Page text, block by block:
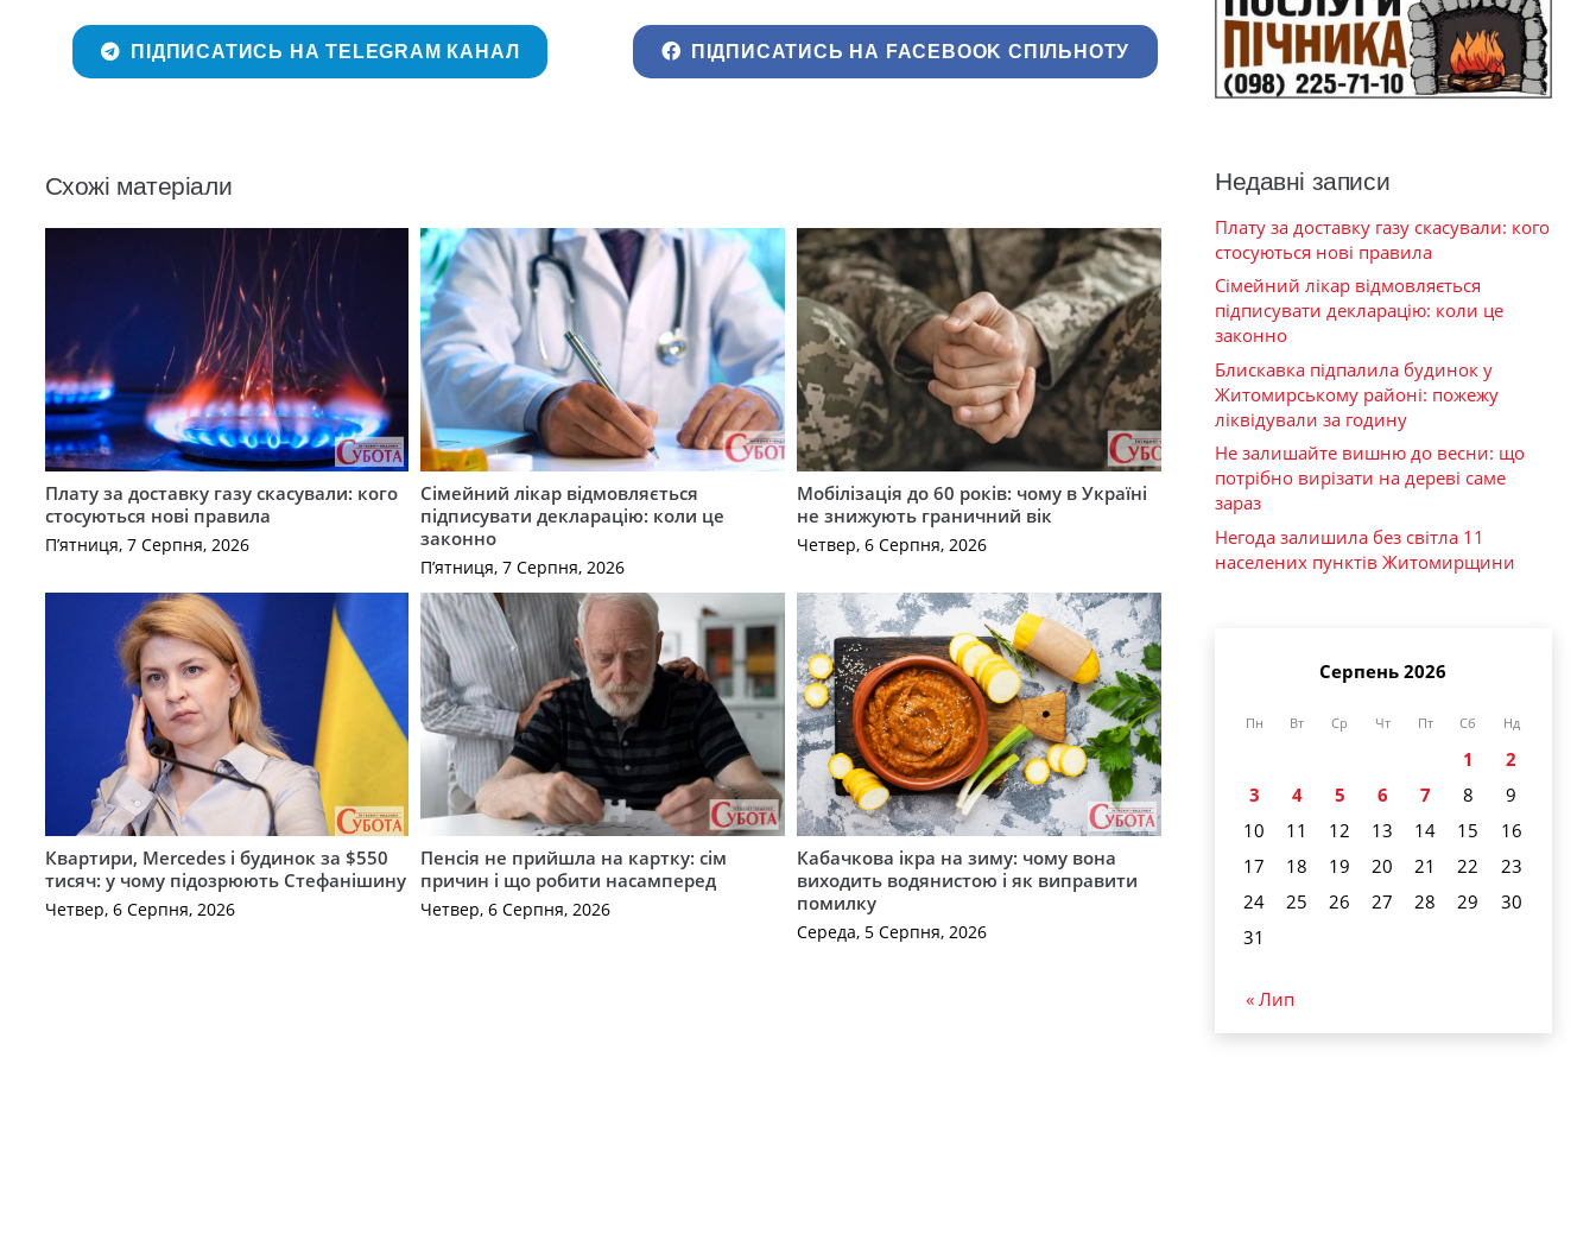
ПІДПИСАТИСЬ НА TELEGRAM КАНАЛ ПІДПИСАТИСЬ НА FACEBOOK СПІЛЬНОТУ
Схожі матеріали
Плату за доставку газу скасували: кого
стосуються нові правила
П’ятниця, 7 Серпня, 2026
Сімейний лікар відмовляється
підписувати декларацію: коли це
законно
П’ятниця, 7 Серпня, 2026
Мобілізація до 60 років: чому в Україні
не знижують граничний вік
Четвер, 6 Серпня, 2026
Квартири, Mercedes і будинок за $550
тисяч: у чому підозрюють Стефанішину
Четвер, 6 Серпня, 2026
Пенсія не прийшла на картку: сім
причин і що робити насамперед
Четвер, 6 Серпня, 2026
Кабачкова ікра на зиму: чому вона
виходить водянистою і як виправити
помилку
Середа, 5 Серпня, 2026
Недавні записи
Плату за доставку газу скасували: кого
стосуються нові правила
Сімейний лікар відмовляється
підписувати декларацію: коли це
законно
Блискавка підпалила будинок у
Житомирському районі: пожежу
ліквідували за годину
Не залишайте вишню до весни: що
потрібно вирізати на дереві саме
зараз
Негода залишила без світла 11
населених пунктів Житомирщини
Серпень 2026
Пн Вт Ср Чт Пт Сб Нд
1
2
3
4 5 6 7 8
9
10
11 12 13 14 15
16
17
18 19 20 21 22
23
24
25 26 27 28 29
30
31
« Лип